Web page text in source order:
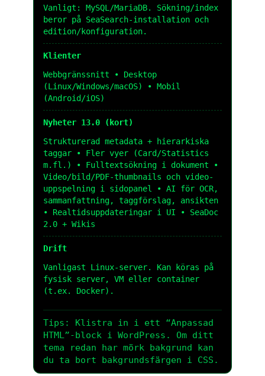
Vanligt: MySQL/MariaDB. Sökning/index
beror på SeaSearch-installation och
edition/konfiguration.
Klienter
Webbgränssnitt • Desktop
(Linux/Windows/macOS) • Mobil
(Android/iOS)
Nyheter 13.0 (kort)
Strukturerad metadata + hierarkiska
taggar • Fler vyer (Card/Statistics
m.fl.) • Fulltextsökning i dokument •
Video/bild/PDF-thumbnails och video-
uppspelning i sidopanel • AI för OCR,
sammanfattning, taggförslag, ansikten
• Realtidsuppdateringar i UI • SeaDoc
2.0 + Wikis
Drift
Vanligast Linux-server. Kan köras på
fysisk server, VM eller container
(t.ex. Docker).
Tips: Klistra in i ett “Anpassad
HTML”-block i WordPress. Om ditt
tema redan har mörk bakgrund kan
du ta bort bakgrundsfärgen i CSS.